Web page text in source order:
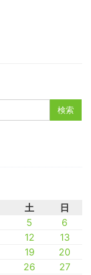
土
日
5
6
12
13
19
20
26
27